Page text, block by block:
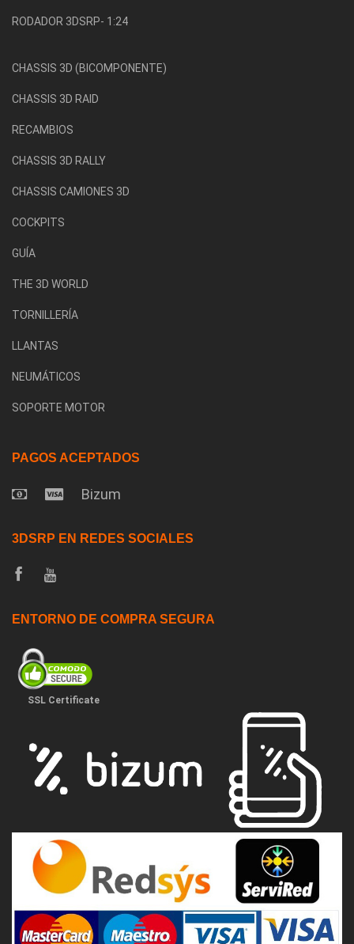
RODADOR 3DSRP- 1:24
CHASSIS 3D (BICOMPONENTE)
CHASSIS 3D RAID
RECAMBIOS
CHASSIS 3D RALLY
CHASSIS CAMIONES 3D
COCKPITS
GUÍA
THE 3D WORLD
TORNILLERÍA
LLANTAS
NEUMÁTICOS
SOPORTE MOTOR
PAGOS ACEPTADOS
Bizum
3DSRP EN REDES SOCIALES
ENTORNO DE COMPRA SEGURA
SSL Certificate